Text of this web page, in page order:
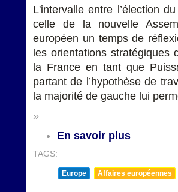
L'intervalle entre l’élection
celle de la nouvelle
européen un temps de
les orientations
la France en tant que
partant de l’hypothèse de
la majorité de gauche lui
»
En savoir plus
TAGS:
Europe Affaires européennes